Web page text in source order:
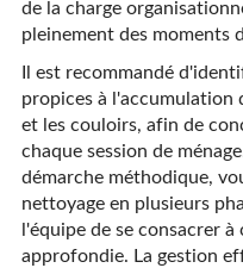
de la charge
pleinement des moments
Il est recommandé
propices à l'accumulation
et les couloirs, afin de
chaque session de
démarche méthodique,
nettoyage en plusieurs
l'équipe de se consacrer à
approfondie. La gestion